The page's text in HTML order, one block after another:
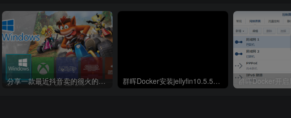
分享一款最近抖音卖的很火的游戏模拟器–WIN前端模拟器【游戏模拟器】 群晖Docker安装jellyfin10.5.5并开启硬解GPU解码 群晖Docker开启